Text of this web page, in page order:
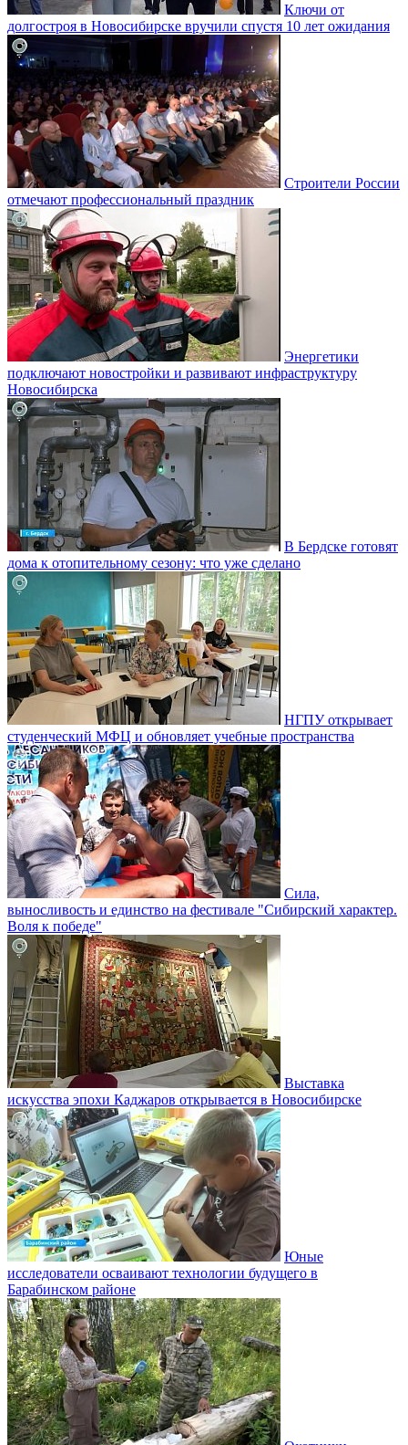
Ключи от
долгостроя в Новосибирске вручили спустя 10 лет ожидания
Строители России
отмечают профессиональный праздник
Энергетики
подключают новостройки и развивают инфраструктуру
Новосибирска
В Бердске готовят
дома к отопительному сезону: что уже сделано
НГПУ открывает
студенческий МФЦ и обновляет учебные пространства
Сила,
выносливость и единство на фестивале "Сибирский характер.
Воля к победе"
Выставка
искусства эпохи Каджаров открывается в Новосибирске
Юные
исследователи осваивают технологии будущего в
Барабинском районе